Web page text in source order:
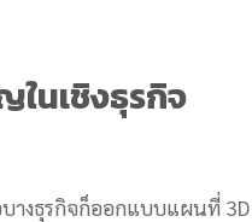
นเชิงธุรกิจ
งธุรกิจก็ออกแบบแผนที่ 3D